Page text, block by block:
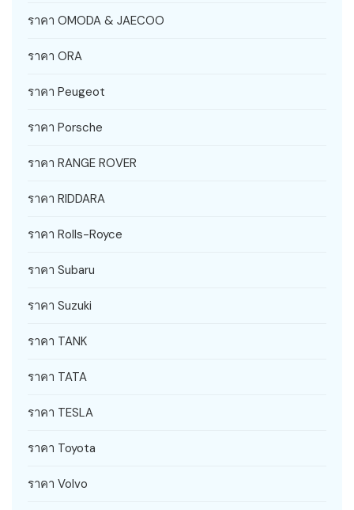
ราคา OMODA & JAECOO
ราคา ORA
ราคา Peugeot
ราคา Porsche
ราคา RANGE ROVER
ราคา RIDDARA
ราคา Rolls-Royce
ราคา Subaru
ราคา Suzuki
ราคา TANK
ราคา TATA
ราคา TESLA
ราคา Toyota
ราคา Volvo